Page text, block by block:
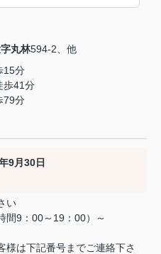
丸林594-2、他
15分
歩41分
79分
9月30日
い
間9：00～19：00）～
は下記番号までご連絡下さ